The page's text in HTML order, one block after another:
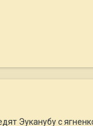
Эуканубу с